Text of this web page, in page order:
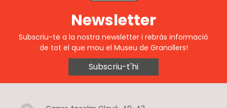
Newsletter
Subscriu-te a la nostra newsletter i rebràs informació
de tot el que mou el Museu de Granollers!
Subscriu-t'hi